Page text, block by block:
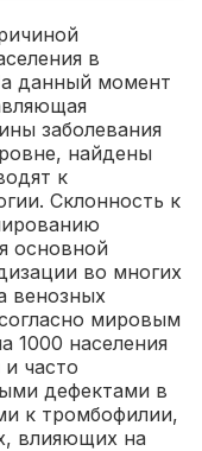
в
данный момент
заболевания
найдены
к
Склонность к
основной
во многих
венозных
мировым
1000 населения
часто
дефектами в
к тромбофилии,
влияющих на